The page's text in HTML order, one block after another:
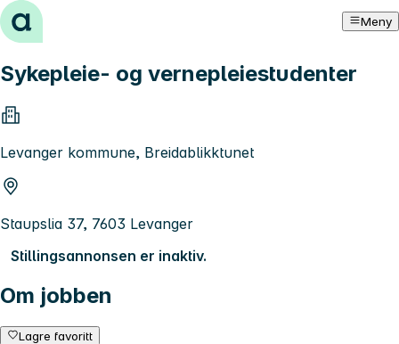
Hopp til innhold Meny
Sykepleie- og vernepleiestudenter
Levanger kommune, Breidablikktunet
Staupslia 37, 7603 Levanger
Stillingsannonsen er inaktiv.
Om jobben
Lagre favoritt